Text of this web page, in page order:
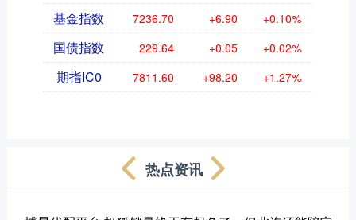
基金指数 7236.70 +6.90 +0.10%
国债指数 229.64 +0.05 +0.02%
期指IC0 7811.60 +98.20 +1.27%
热点资讯